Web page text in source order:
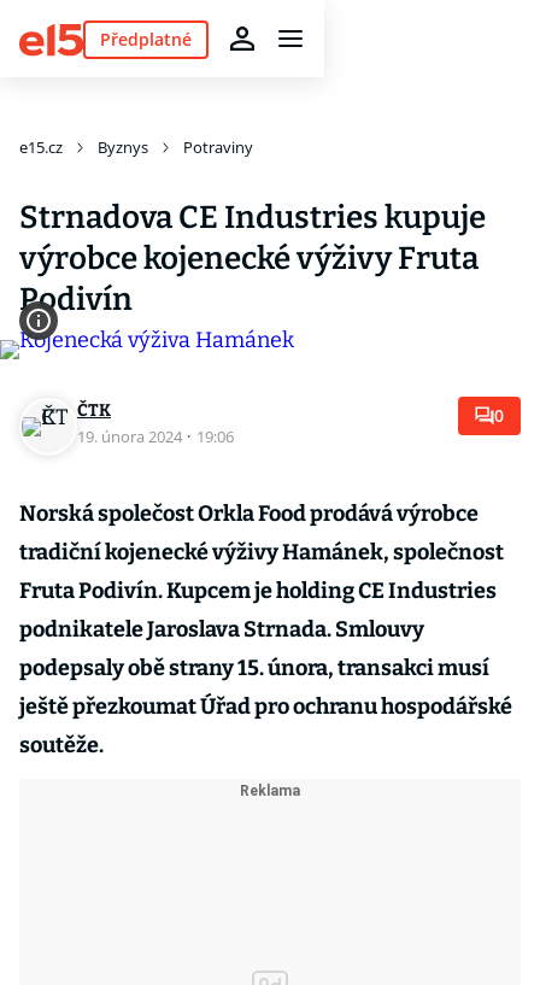
Předplatné
e15.cz Byznys Potraviny
Strnadova CE Industries kupuje
výrobce kojenecké výživy Fruta
Podivín
ČTK
19. února 2024 · 19:06
0
Norská společost Orkla Food prodává výrobce
tradiční kojenecké výživy Hamánek, společnost
Fruta Podivín. Kupcem je holding CE Industries
podnikatele Jaroslava Strnada. Smlouvy
podepsaly obě strany 15. února, transakci musí
ještě přezkoumat Úřad pro ochranu hospodářské
soutěže.